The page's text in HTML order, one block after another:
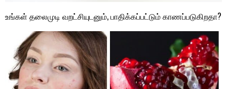
உங்கள் தலைமுடி வறட்சியுடனும், பாதிக்கப்பட்டும் காணப்படுகிறதா?